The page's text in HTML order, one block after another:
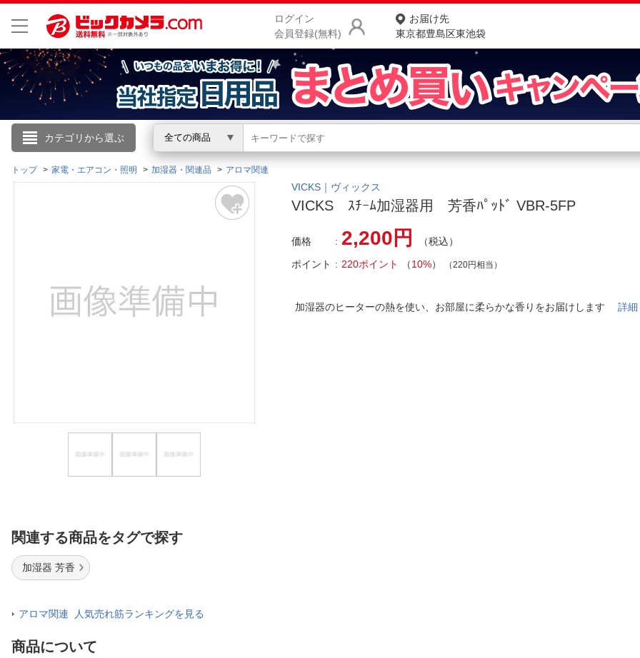
ログイン
会員登録(無料)
お届け先
東京都豊島区東池袋
カテゴリから選ぶ 全ての商品
こんにちは
ログイン
閲覧履歴
商品をさがす
ランキングからさがす
カテゴリ一覧からさがす
お客様サポート
ご利用ガイド
トップ 家電・エアコン・照明 加湿器・関連品 アロマ関連
VICKS｜ヴィックス
VICKS ｽﾁｰﾑ加湿器用 芳香ﾊﾟｯﾄﾞ VBR-5FP
価格 2,200円
（税込）
ポイント
220ポイント （10%） （220円相当）
加湿器のヒーターの熱を使い、お部屋に柔らかな香りをお届けします詳細
関連する商品をタグで探す
加湿器 芳香
アロマ関連 人気売れ筋ランキングを見る
商品について